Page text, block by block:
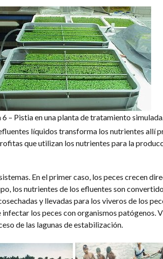
6 – Pistia en una planta de tratamiento
líquidos transforma los nutrientes allí
que utilizan los nutrientes para la
En el primer caso, los peces crecen
los nutrientes de los efluentes son
y llevadas para los viveros de los
los peces con organismos patógenos.
de las lagunas de estabilización.